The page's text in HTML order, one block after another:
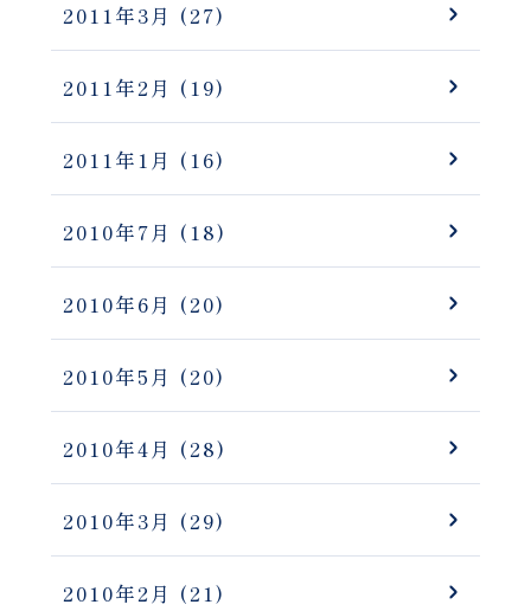
2011年3月 (27)
2011年2月 (19)
2011年1月 (16)
2010年7月 (18)
2010年6月 (20)
2010年5月 (20)
2010年4月 (28)
2010年3月 (29)
2010年2月 (21)